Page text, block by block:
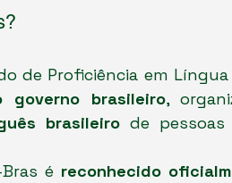
de Proficiência em
governo brasileiro,
brasileiro de pessoas
é reconhecido